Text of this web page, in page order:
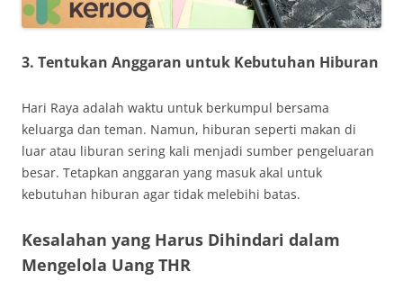
3. Tentukan Anggaran untuk Kebutuhan Hiburan
Hari Raya adalah waktu untuk berkumpul bersama
keluarga dan teman. Namun, hiburan seperti makan di
luar atau liburan sering kali menjadi sumber pengeluaran
besar. Tetapkan anggaran yang masuk akal untuk
kebutuhan hiburan agar tidak melebihi batas.
Kesalahan yang Harus Dihindari dalam
Mengelola Uang THR